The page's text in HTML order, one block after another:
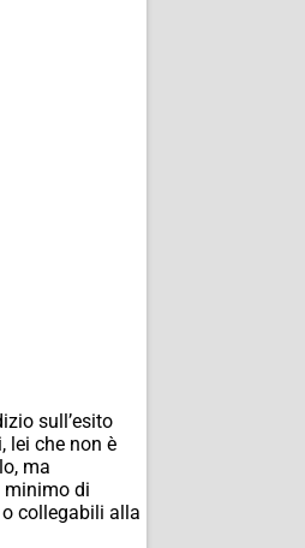
sull’esito
lei che non è
ma
minimo di
collegabili alla